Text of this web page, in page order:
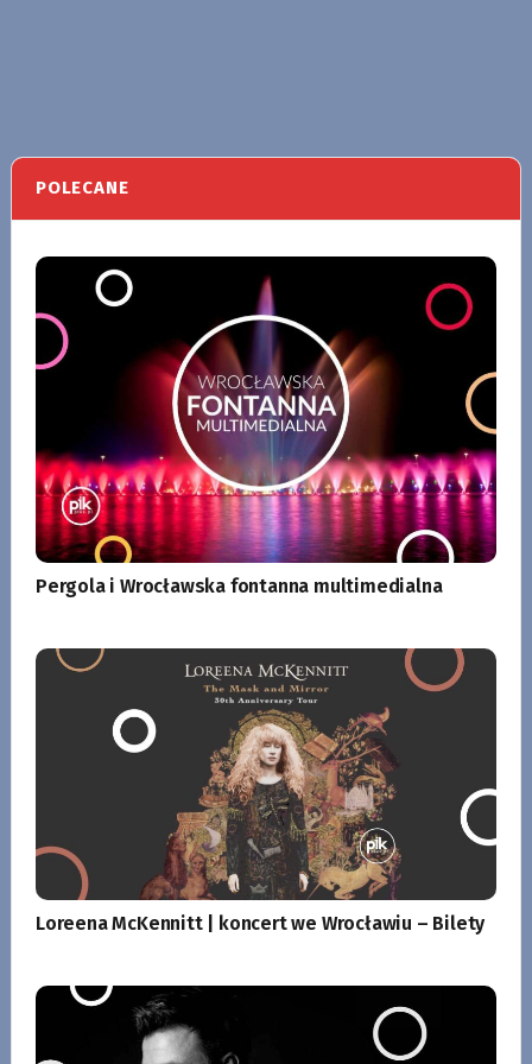
POLECANE
Pergola i Wrocławska fontanna multimedialna
Loreena McKennitt | koncert we Wrocławiu – Bilety